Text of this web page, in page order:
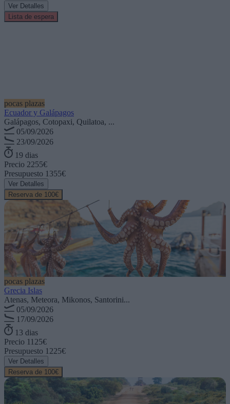
Ver Detalles
Lista de espera
pocas plazas
Ecuador y Galápagos
Galápagos, Cotopaxi, Quilatoa, ...
05/09/2026
23/09/2026
19 dias
Precio 2255€
Presupuesto 1355€
Ver Detalles
Reserva de 100€
pocas plazas
Grecia Islas
Atenas, Meteora, Mikonos, Santorini...
05/09/2026
17/09/2026
13 dias
Precio 1125€
Presupuesto 1225€
Ver Detalles
Reserva de 100€